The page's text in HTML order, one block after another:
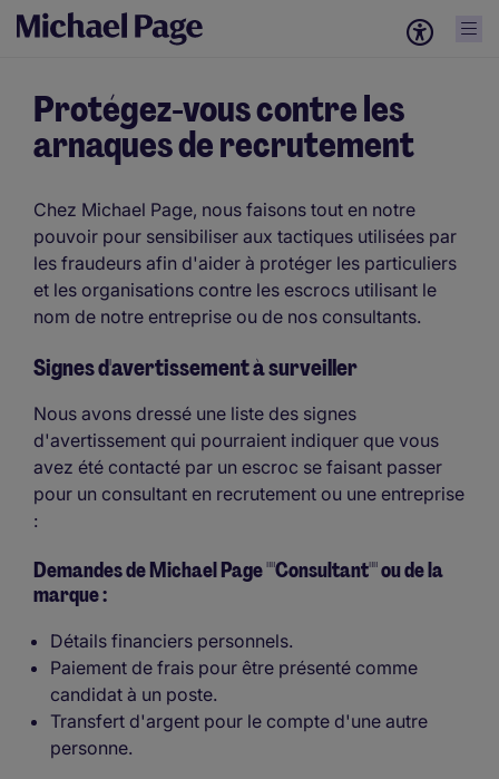
Protégez-vous contre les
arnaques de recrutement
Chez Michael Page, nous faisons tout en notre
pouvoir pour sensibiliser aux tactiques utilisées par
les fraudeurs afin d'aider à protéger les particuliers
et les organisations contre les escrocs utilisant le
nom de notre entreprise ou de nos consultants.
Signes d'avertissement à surveiller
Nous avons dressé une liste des signes
d'avertissement qui pourraient indiquer que vous
avez été contacté par un escroc se faisant passer
pour un consultant en recrutement ou une entreprise
:
Demandes de Michael Page ""Consultant"" ou de la
marque :
Détails financiers personnels.
Paiement de frais pour être présenté comme
candidat à un poste.
Transfert d'argent pour le compte d'une autre
personne.